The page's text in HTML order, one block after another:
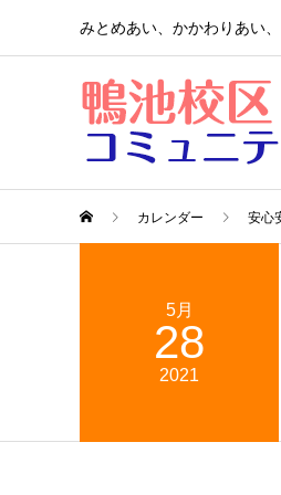
みとめあい、かかわりあい
カレンダー 安心
5月
28
2021